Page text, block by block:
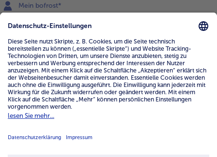
Mein bofrost*
0800 - 000 19 18
Mo.-Fr.: 7-21 Uhr Sa: 8-16 Uhr
Service
Unternehmen
Über uns